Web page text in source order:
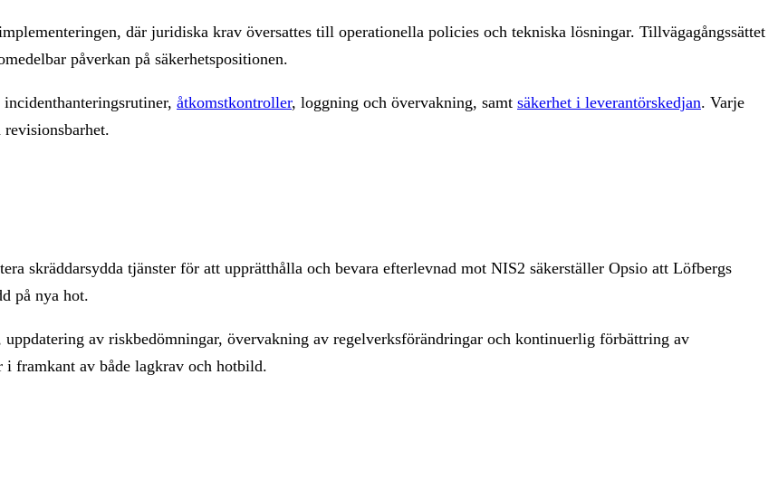
där juridiska krav översattes till operationella policies och tekniska lösningar. Tillvägagångssättet
påverkan på säkerhetspositionen.
åtkomstkontroller, loggning och övervakning, samt säkerhet i leverantörskedjan. Varje
revisionsbarhet.
skräddarsydda tjänster för att upprätthålla och bevara efterlevnad mot NIS2 säkerställer Opsio att Löfbergs
på nya hot.
uppdatering av riskbedömningar, övervakning av regelverksförändringar och kontinuerlig förbättring av
i framkant av både lagkrav och hotbild.